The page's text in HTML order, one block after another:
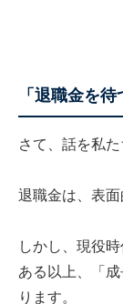
「退職金を
さて、話を私た
退職金は、表面
しかし、現役
ある以上、「
ります。